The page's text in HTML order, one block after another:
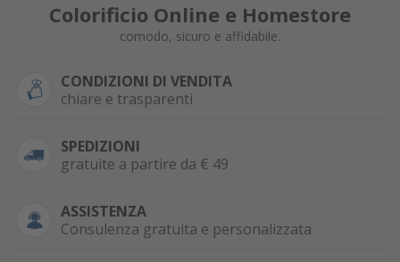
Colorificio Online e Homestore
comodo, sicuro e affidabile.
CONDIZIONI DI VENDITA
chiare e trasparenti
SPEDIZIONI
gratuite a partire da € 49
ASSISTENZA
Consulenza gratuita e personalizzata